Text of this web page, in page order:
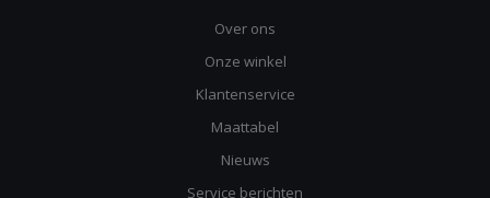
Over ons
Onze winkel
Klantenservice
Maattabel
Nieuws
Service berichten